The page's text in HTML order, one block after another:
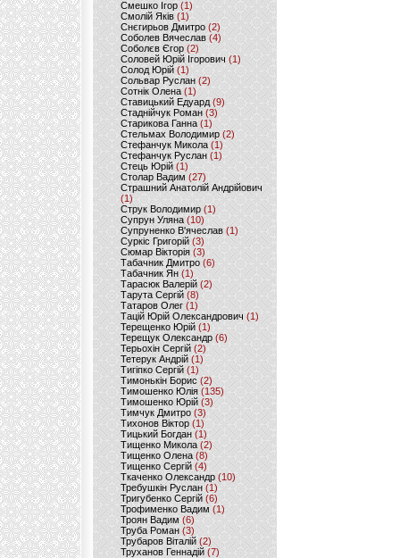
Смешко Ігор (1)
Смолій Яків (1)
Снєгирьов Дмитро (2)
Соболев Вячеслав (4)
Соболєв Єгор(2)
Соловей Юрій Ігорович (1)
Солод Юрій (1)
Сольвар Руслан (2)
Сотнік Олена(1)
Ставицький Едуард (9)
Стаднійчук Роман(3)
Старикова Ганна (1)
Стельмах Володимир(2)
Стефанчук Микола (1)
Стефанчук Руслан (1)
Стець Юрій (1)
Столар Вадим(27)
Страшний Анатолій Андрійович
(1)
Струк Володимир (1)
Супрун Уляна (10)
Супруненко В'ячеслав (1)
Суркіс Григорій (3)
Сюмар Вікторія (3)
Табачник Дмитро (6)
Табачник Ян(1)
Тарасюк Валерій (2)
Тарута Сергій (8)
Татаров Олег(1)
Тацій Юрій Олександрович(1)
Терещенко Юрій(1)
Терещук Олександр(6)
Терьохін Сергій (2)
Тетерук Андрій (1)
Тигіпко Сергій(1)
Тимонькін Борис (2)
Тимошенко Юлія (135)
Тимошенко Юрій(3)
Тимчук Дмитро (3)
Тихонов Віктор (1)
Тицький Богдан (1)
Тищенко Микола (2)
Тищенко Олена (8)
Тищенко Сергій (4)
Ткаченко Олександр (10)
Требушкін Руслан (1)
Тригубенко Сергій(6)
Трофименко Вадим (1)
Троян Вадим (6)
Труба Роман(3)
Трубаров Віталій (2)
Труханов Геннадій (7)